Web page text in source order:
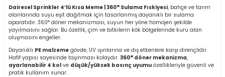
Dairesel Sprinkler 4’lü Kısa Meme | 360° Sulama Fıskiyesi, bahçe ve tarım
alanlarında suyu eşit dağıtmak için tasarlanmış dayanıklı bir sulama
aparatıdır. 360° döner mekanizması, suyun her yöne homojen şekilde
yayılmasını sağlar. Bu özellik, çim ve bitkilerin kök bölgelerinde kuru alan
oluşmasını engeller.
Dayanıklı PE malzeme gövde, UV ışınlarına ve dış etkenlere karşı dirençlidir.
Hafif yapısı sayesinde taşınması kolaydır. 360° döner mekanizma,
ayarlanabilir 4 kol ve düşük/yüksek basınç uyumu özellikleriyle güvenli ve
pratik kullanım sunar.